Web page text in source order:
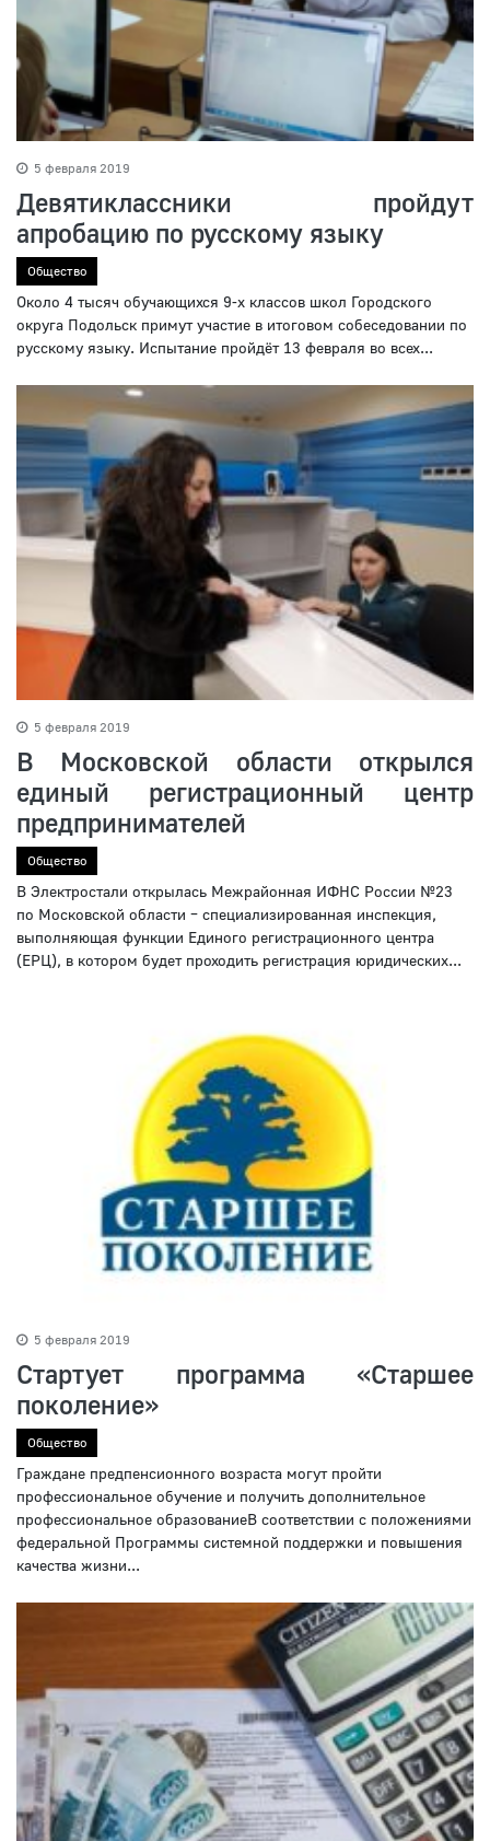
5 февраля 2019
Девятиклассники пройдут
апробацию по русскому языку
Общество
Около 4 тысяч обучающихся 9-х классов школ Городского
округа Подольск примут участие в итоговом собеседовании по
русскому языку. Испытание пройдёт 13 февраля во всех...
5 февраля 2019
В Московской области открылся
единый регистрационный центр
предпринимателей
Общество
В Электростали открылась Межрайонная ИФНС России №23
по Московской области – специализированная инспекция,
выполняющая функции Единого регистрационного центра
(ЕРЦ), в котором будет проходить регистрация юридических...
5 февраля 2019
Стартует программа «Старшее
поколение»
Общество
Граждане предпенсионного возраста могут пройти
профессиональное обучение и получить дополнительное
профессиональное образованиеВ соответствии с положениями
федеральной Программы системной поддержки и повышения
качества жизни...